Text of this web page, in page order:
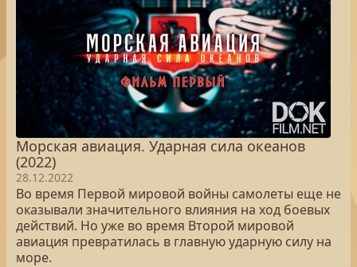
Морская авиация. Ударная сила океанов
(2022)
28.12.2022
Во время Первой мировой войны самолеты еще не
оказывали значительного влияния на ход боевых
действий. Но уже во время Второй мировой
авиация превратилась в главную ударную силу на
море.